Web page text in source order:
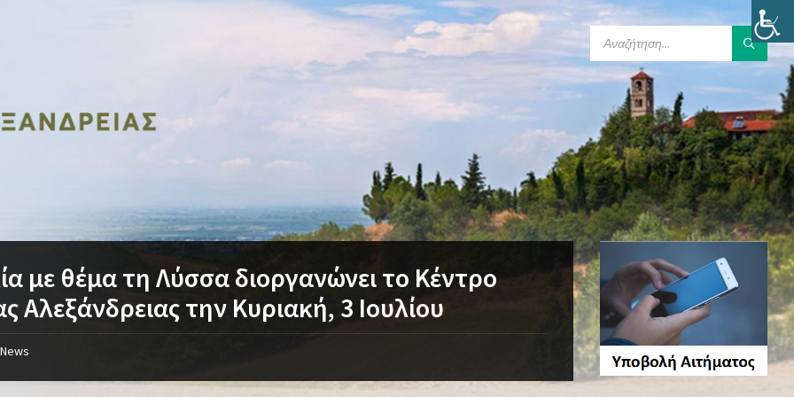
με θέμα τη Λύσσα διοργανώνει το Κέντρο
Αλεξάνδρειας την Κυριακή, 3 Ιουλίου
News